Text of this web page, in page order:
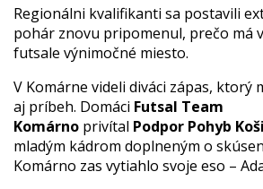
Regionálni kvalifikanti sa postavili
pohár znovu pripomenul, prečo má
futsale výnimočné miesto.
V Komárne videli diváci zápas, ktorý
aj príbeh. Domáci Futsal Team
Komárno privítal Podpor Pohyb
mladým kádrom doplneným o
Komárno zas vytiahlo svoje eso –